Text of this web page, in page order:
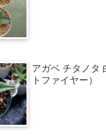
アガベ チタノタ
トファイヤー）